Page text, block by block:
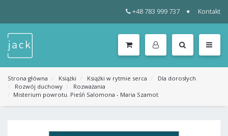
+48 783 999 737 Kontakt
KATEGORIE
MENU
Strona główna Książki Książki w rytmie serca
Dla dorosłych
Rozwój duchowy
Rozważania
Misterium powrotu. Pieśń Salomona - Maria Szamot